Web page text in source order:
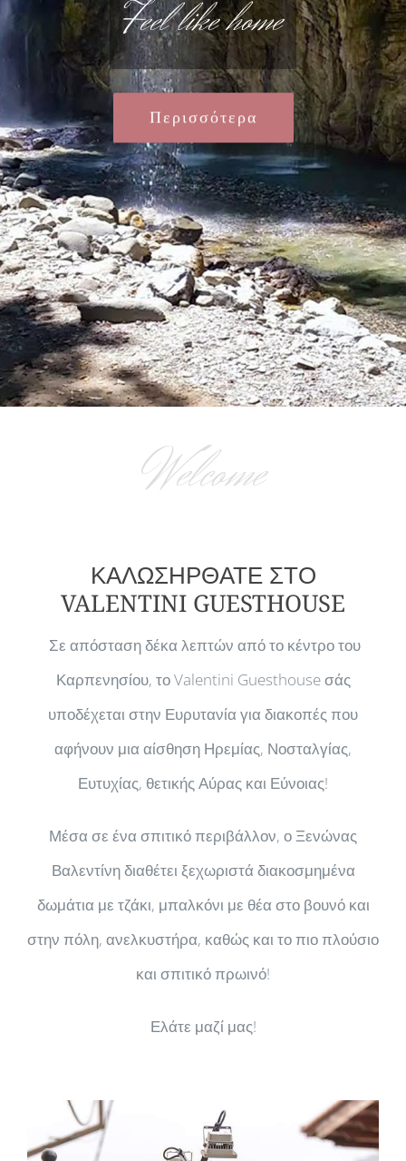
Feel like home
Περισσότερα
Welcome
ΚΑΛΩΣΗΡΘΑΤΕ ΣΤΟ
VALENTINI GUESTHOUSE
Σε απόσταση δέκα λεπτών από το κέντρο του
Καρπενησίου, το Valentini Guesthouse σάς
υποδέχεται στην Ευρυτανία για διακοπές που
αφήνουν μια αίσθηση Ηρεμίας, Νοσταλγίας,
Ευτυχίας, θετικής Αύρας και Εύνοιας!
Μέσα σε ένα σπιτικό περιβάλλον, ο Ξενώνας
Βαλεντίνη διαθέτει ξεχωριστά διακοσμημένα
δωμάτια με τζάκι, μπαλκόνι με θέα στο βουνό και
στην πόλη, ανελκυστήρα, καθώς και το πιο πλούσιο
και σπιτικό πρωινό!
Ελάτε μαζί μας!